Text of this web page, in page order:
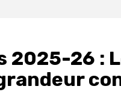
2025-26 :